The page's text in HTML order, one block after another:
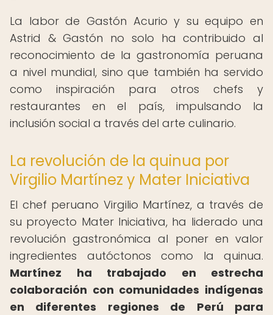
La labor de Gastón Acurio y su equipo en
Astrid & Gastón no solo ha contribuido al
reconocimiento de la gastronomía peruana
a nivel mundial, sino que también ha servido
como inspiración para otros chefs y
restaurantes en el país, impulsando la
inclusión social a través del arte culinario.
La revolución de la quinua por
Virgilio Martínez y Mater Iniciativa
El chef peruano Virgilio Martínez, a través de
su proyecto Mater Iniciativa, ha liderado una
revolución gastronómica al poner en valor
ingredientes autóctonos como la quinua.
Martínez ha trabajado en estrecha
colaboración con comunidades indígenas
en diferentes regiones de Perú para